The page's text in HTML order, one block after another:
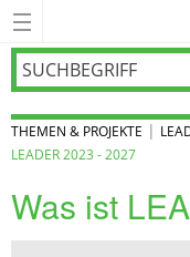
THEMEN & PROJEKTE |
LEADER 2023 - 2027
Was ist